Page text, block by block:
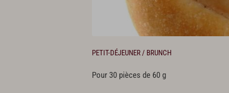
PETIT-DÉJEUNER / BRUNCH
Pour 30 pièces de 60 g